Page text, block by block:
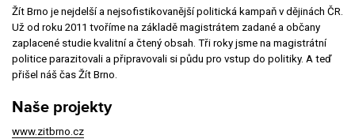
Žít Brno je nejdelší a nejsofistikovanější politická kampaň v dějinách ČR.
Už od roku 2011 tvoříme na základě magistrátem zadané a občany
zaplacené studie kvalitní a čtený obsah. Tři roky jsme na magistrátní
politice parazitovali a připravovali si půdu pro vstup do politiky. A teď
přišel náš čas Žít Brno.
Naše projekty
www.zitbrno.cz